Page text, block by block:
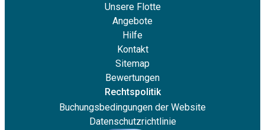
Unsere Flotte
Angebote
Hilfe
Kontakt
Sitemap
Bewertungen
Rechtspolitik
Buchungsbedingungen der Website
Datenschutzrichtlinie